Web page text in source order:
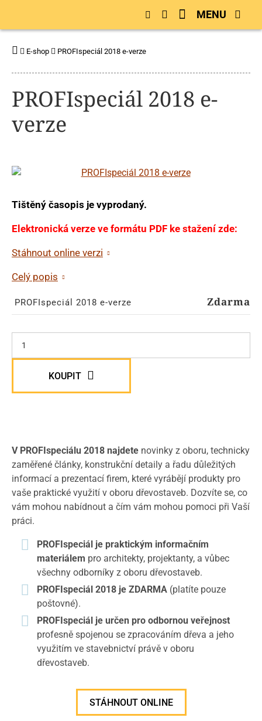
E-shop PROFIspeciál 2018 e-verze
PROFIspeciál 2018 e-
verze
Tištěný časopis je vyprodaný.
Elektronická verze ve formátu PDF ke stažení zde:
Stáhnout online verzi
Celý popis
PROFIspeciál 2018 e-verze Zdarma
KOUPIT
V PROFIspeciálu 2018 najdete novinky z oboru, technicky
zaměřené články, konstrukční detaily a řadu důležitých
informací a prezentací firem, které vyrábějí produkty pro
vaše praktické využití v oboru dřevostaveb. Dozvíte se, co
vám mohou nabídnout a čím vám mohou pomoci při Vaší
práci.
PROFIspeciál je praktickým informačním
materiálem pro architekty, projektanty, a vůbec
všechny odborníky z oboru dřevostaveb.
PROFIspeciál 2018 je ZDARMA (platíte pouze
poštovné).
PROFIspeciál je určen pro odbornou veřejnost
profesně spojenou se zpracováním dřeva a jeho
využitím ve stavebnictví právě v oboru
dřevostaveb.
STÁHNOUT ONLINE
MENU